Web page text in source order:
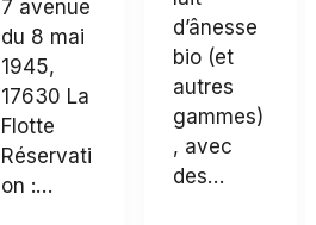
7 avenue
du 8 mai
1945,
17630 La
Flotte
Réservati
on :…
d’ânesse
bio (et
autres
gammes)
, avec
des…